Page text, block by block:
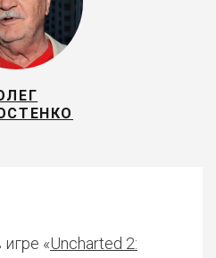
«Uncharted 2: